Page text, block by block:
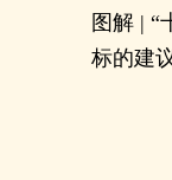
图解 | “
标的建